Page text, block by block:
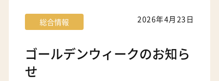
総合情報 2026年4月23日
ゴールデンウィークのお知ら
せ